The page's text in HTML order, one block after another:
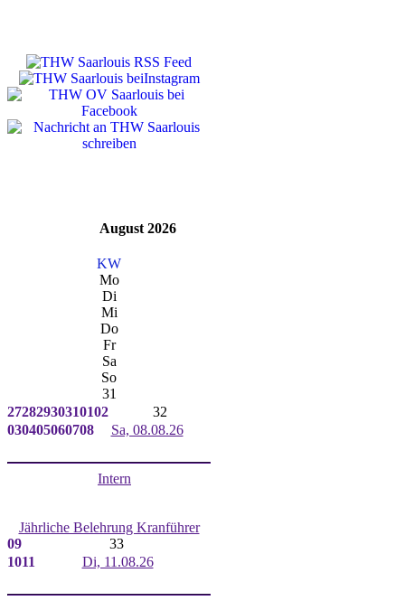
August 2026
KW
Mo
Di
Mi
Do
Fr
Sa
So
31
27282930310102
32
030405060708 Sa, 08.08.26
Intern
Jährliche Belehrung Kranführer
09
33
1011 Di, 11.08.26